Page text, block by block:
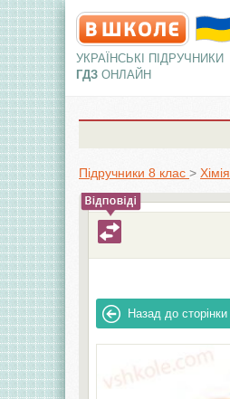
УКРАЇНСЬКІ ПІДРУЧНИКИ
ГДЗ ОНЛАЙН
Підручники 8 клас > Хімія
Назад до сторінки